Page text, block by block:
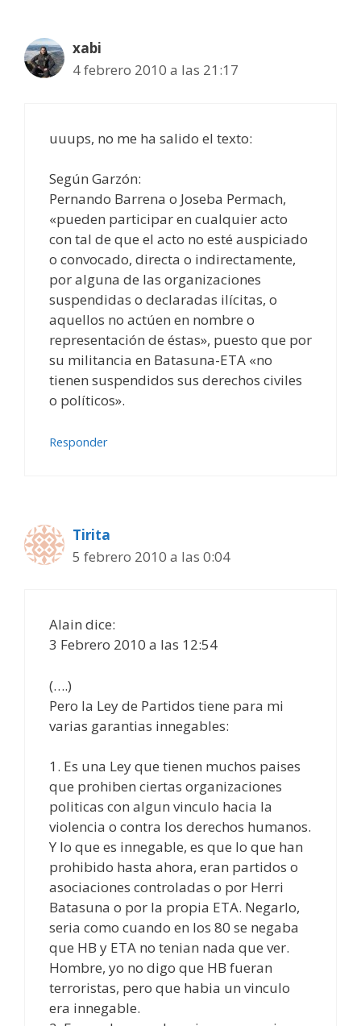
xabi
4 febrero 2010 a las 21:17
uuups, no me ha salido el texto:
Según Garzón:
Pernando Barrena o Joseba Permach,
«pueden participar en cualquier acto
con tal de que el acto no esté auspiciado
o convocado, directa o indirectamente,
por alguna de las organizaciones
suspendidas o declaradas ilícitas, o
aquellos no actúen en nombre o
representación de éstas», puesto que por
su militancia en Batasuna-ETA «no
tienen suspendidos sus derechos civiles
o políticos».
Responder
Tirita
5 febrero 2010 a las 0:04
Alain dice:
3 Febrero 2010 a las 12:54
(….)
Pero la Ley de Partidos tiene para mi
varias garantias innegables:
1. Es una Ley que tienen muchos paises
que prohiben ciertas organizaciones
politicas con algun vinculo hacia la
violencia o contra los derechos humanos.
Y lo que es innegable, es que lo que han
prohibido hasta ahora, eran partidos o
asociaciones controladas o por Herri
Batasuna o por la propia ETA. Negarlo,
seria como cuando en los 80 se negaba
que HB y ETA no tenian nada que ver.
Hombre, yo no digo que HB fueran
terroristas, pero que habia un vinculo
era innegable.